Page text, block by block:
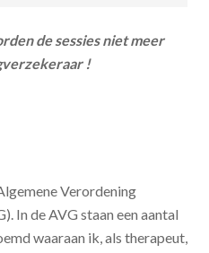
de sessies niet meer
!
Verordening
In de AVG staan een aantal
waaraan ik, als therapeut,